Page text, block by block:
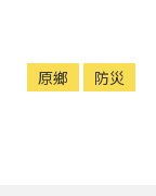
原鄉 防災